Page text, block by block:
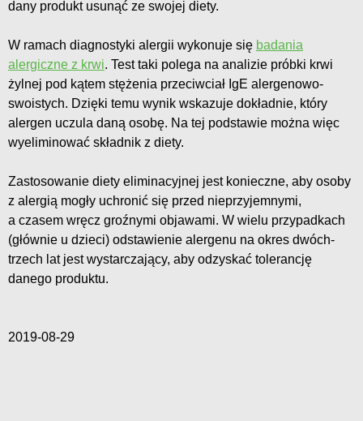
dany produkt usunąć ze swojej diety.
W ramach diagnostyki alergii wykonuje się badania
alergiczne z krwi. Test taki polega na analizie próbki krwi
żylnej pod kątem stężenia przeciwciał IgE alergenowo-
swoistych. Dzięki temu wynik wskazuje dokładnie, który
alergen uczula daną osobę. Na tej podstawie można więc
wyeliminować składnik z diety.
Zastosowanie diety eliminacyjnej jest konieczne, aby osoby
z alergią mogły uchronić się przed nieprzyjemnymi,
a czasem wręcz groźnymi objawami. W wielu przypadkach
(głównie u dzieci) odstawienie alergenu na okres dwóch-
trzech lat jest wystarczający, aby odzyskać tolerancję
danego produktu.
2019-08-29